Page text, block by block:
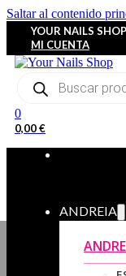
Saltar al contenido
YOUR NAILS SHOP
MI CUENTA
0
0,00€
ANDREIA